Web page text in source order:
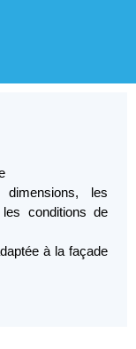
les
conditions de
à la façade